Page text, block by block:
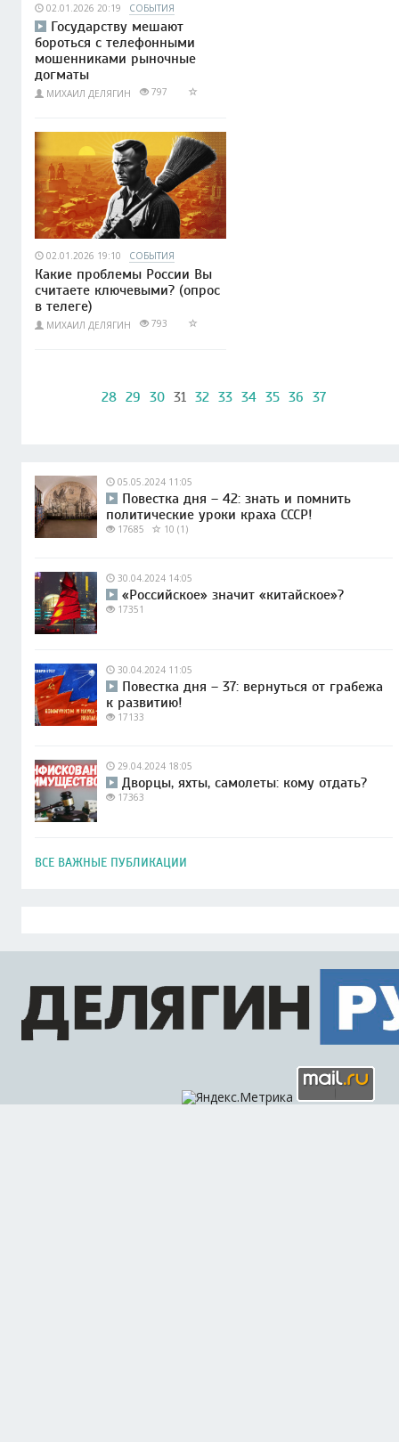
02.01.2026 20:19 СОБЫТИЯ
Государству мешают
бороться с телефонными
мошенниками рыночные
догматы
МИХАИЛ ДЕЛЯГИН 797
02.01.2026 19:10 СОБЫТИЯ
Какие проблемы России Вы
считаете ключевыми? (опрос
в телеге)
МИХАИЛ ДЕЛЯГИН 793
28 29 30 31 32 33 34 35 36 37
05.05.2024 11:05
Повестка дня – 42: знать и помнить
политические уроки краха СССР!
17685 10 (1)
30.04.2024 14:05
«Российское» значит «китайское»?
17351
30.04.2024 11:05
Повестка дня – 37: вернуться от грабежа
к развитию!
17133
29.04.2024 18:05
Дворцы, яхты, самолеты: кому отдать?
17363
ВСЕ ВАЖНЫЕ ПУБЛИКАЦИИ